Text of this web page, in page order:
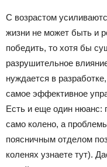
С возрастом
жизни не может быть и
победить, то хотя бы
разрушительное
нуждается в
самое эффективное
Есть и еще один нюанс:
само колено, а
поясничным отделом
коленях узнаете тут).